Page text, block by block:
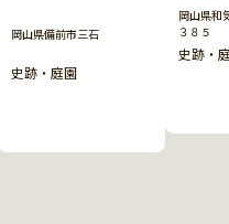
岡山県備前市三石
史跡・庭園
岡山県和
３８５
史跡・